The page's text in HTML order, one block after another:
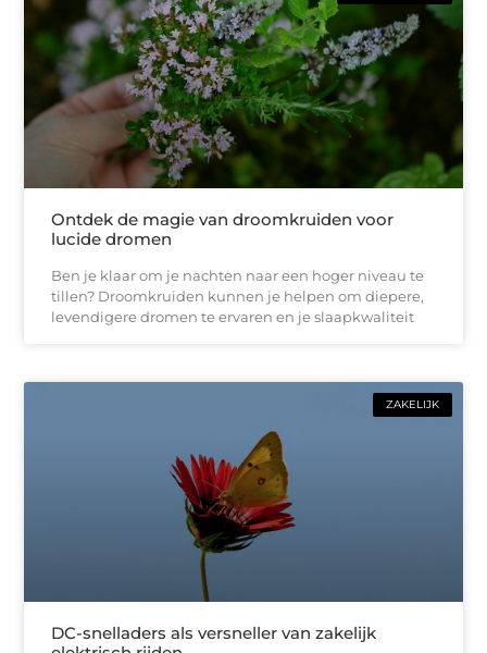
Ontdek de magie van droomkruiden voor
lucide dromen
Ben je klaar om je nachten naar een hoger niveau te
tillen? Droomkruiden kunnen je helpen om diepere,
levendigere dromen te ervaren en je slaapkwaliteit
ZAKELIJK
DC-snelladers als versneller van zakelijk